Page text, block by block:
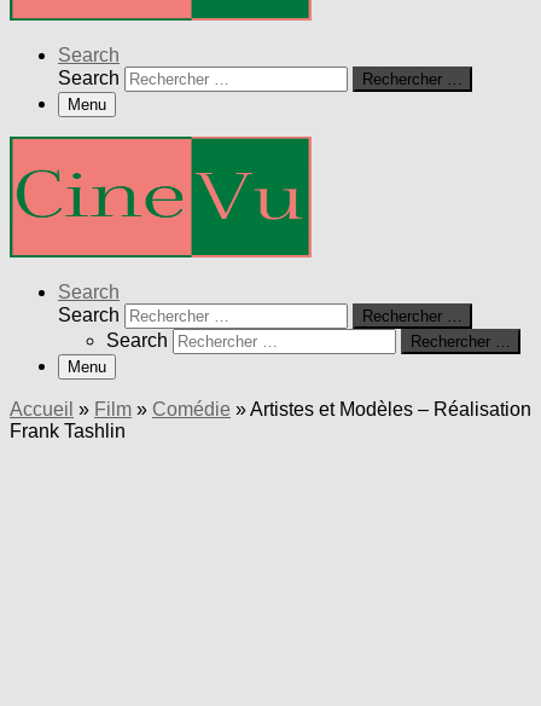
Search
Search
Rechercher …
Menu
Search
Search
Rechercher …
Search
Rechercher …
Menu
Accueil » Film » Comédie »Artistes et Modèles – Réalisation
Frank Tashlin